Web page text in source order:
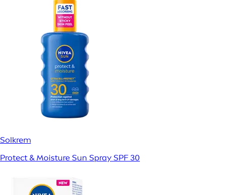
Solkrem
Protect & Moisture Sun Spray SPF 30